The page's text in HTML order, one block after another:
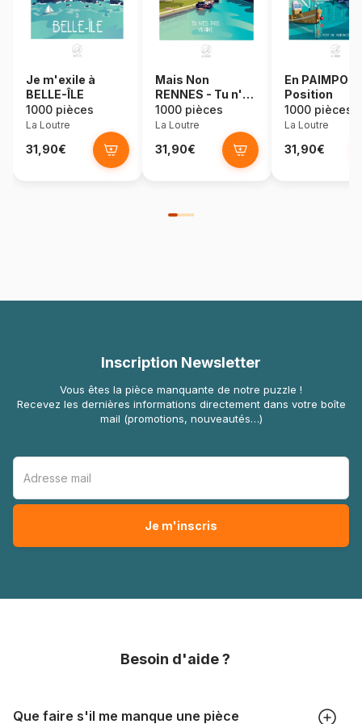
Je m'exile à
BELLE-ÎLE
1000 pièces
La Loutre
31,90€
Mais Non
RENNES - Tu n'es
pas Vilaine
1000 pièces
La Loutre
31,90€
En PAIMPOL
Position
1000 pièces
La Loutre
31,90€
Inscription Newsletter
Vous êtes la pièce manquante de notre puzzle !
Recevez les dernières informations directement dans votre boîte
mail (promotions, nouveautés…)
Besoin d'aide ?
Que faire s'il me manque une pièce